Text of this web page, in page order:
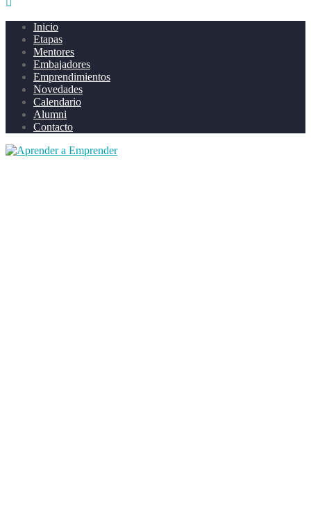
Inicio
Etapas
Mentores
Embajadores
Emprendimientos
Novedades
Calendario
Alumni
Contacto